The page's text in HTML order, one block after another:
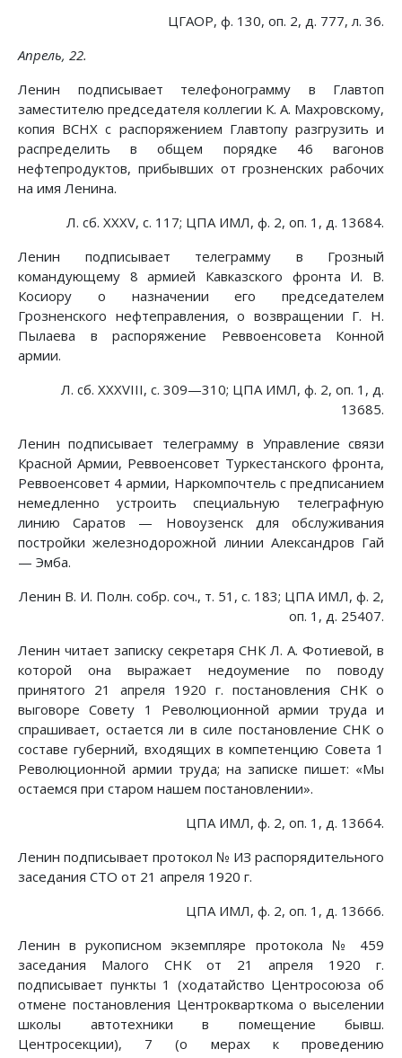
ЦГАОР, ф. 130, оп. 2, д. 777, л. 36.
Апрель, 22.
Ленин подписывает телефонограмму в Главтоп
заместителю председателя коллегии К. А. Махровскому,
копия ВСНХ с распоряжением Главтопу разгрузить и
распределить в общем порядке 46 вагонов
нефтепродуктов, прибывших от грозненских рабочих
на имя Ленина.
Л. сб. XXXV, с. 117; ЦПА ИМЛ, ф. 2, оп. 1, д. 13684.
Ленин подписывает телеграмму в Грозный
командующему 8 армией Кавказского фронта И. В.
Косиору о назначении его председателем
Грозненского нефтеправления, о возвращении Г. Н.
Пылаева в распоряжение Реввоенсовета Конной
армии.
Л. сб. XXXVIII, с. 309—310; ЦПА ИМЛ, ф. 2, оп. 1, д.
13685.
Ленин подписывает телеграмму в Управление связи
Красной Армии, Реввоенсовет Туркестанского фронта,
Реввоенсовет 4 армии, Наркомпочтель с предписанием
немедленно устроить специальную телеграфную
линию Саратов — Новоузенск для обслуживания
постройки железнодорожной линии Александров Гай
— Эмба.
Ленин В. И. Полн. собр. соч., т. 51, с. 183; ЦПА ИМЛ, ф. 2,
оп. 1, д. 25407.
Ленин читает записку секретаря СНК Л. А. Фотиевой, в
которой она выражает недоумение по поводу
принятого 21 апреля 1920 г. постановления СНК о
выговоре Совету 1 Революционной армии труда и
спрашивает, остается ли в силе постановление СНК о
составе губерний, входящих в компетенцию Совета 1
Революционной армии труда; на записке пишет: «Мы
остаемся при старом нашем постановлении».
ЦПА ИМЛ, ф. 2, оп. 1, д. 13664.
Ленин подписывает протокол № ИЗ распорядительного
заседания СТО от 21 апреля 1920 г.
ЦПА ИМЛ, ф. 2, оп. 1, д. 13666.
Ленин в рукописном экземпляре протокола № 459
заседания Малого СНК от 21 апреля 1920 г.
подписывает пункты 1 (ходатайство Центросоюза об
отмене постановления Центрокварткома о выселении
школы автотехники в помещение бывш.
Центросекции), 7 (о мерах к проведению